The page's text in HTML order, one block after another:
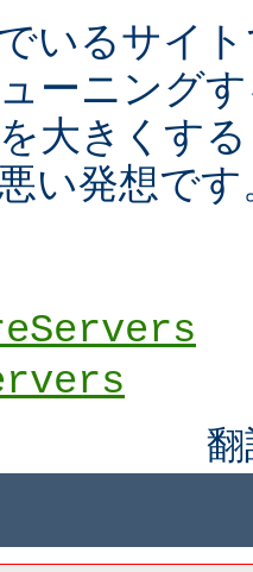
いるサイ
ーニング
大きくす
い発想です